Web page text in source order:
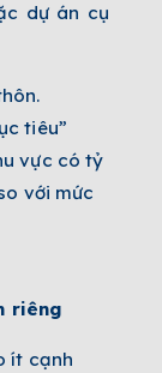
dự án cụ
tiêu”
vực có tỷ
với mức
riêng
ít cạnh